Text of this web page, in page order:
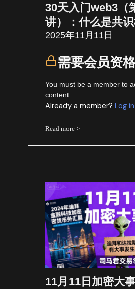
30天入门web3（
讲）：什么是共
2025年11月11日
需要会员资
You must be a member to
content.
Already a member?Log
Read more >
11月11日加密大